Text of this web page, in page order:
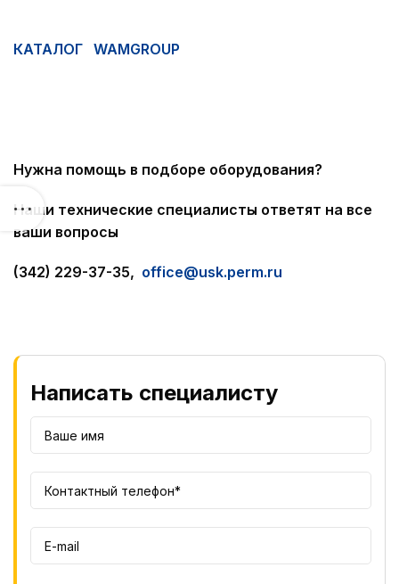
КАТАЛОГ WAMGROUP
Нужна помощь в подборе оборудования?
Наши технические специалисты ответят на все
ваши вопросы
(342) 229-37-35, office@usk.perm.ru
Написать специалисту